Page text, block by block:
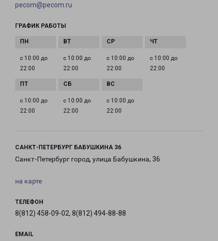
pecom@pecom.ru
ГРАФИК РАБОТЫ
с 10:00 до
22:00
с 10:00 до
22:00
с 10:00 до
22:00
с 10:00 до
22:00
с 10:00 до
22:00
с 10:00 до
22:00
с 10:00 до
22:00
САНКТ-ПЕТЕРБУРГ БАБУШКИНА 36
Санкт-Петербург город, улица Бабушкина, 36
на карте
ТЕЛЕФОН
8(812) 458-09-02, 8(812) 494-88-88
EMAIL